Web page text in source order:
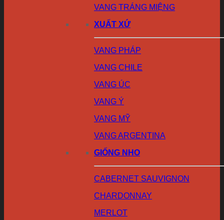
VANG TRÁNG MIỆNG
XUẤT XỨ
VANG PHÁP
VANG CHILE
VANG ÚC
VANG Ý
VANG MỸ
VANG ARGENTINA
GIỐNG NHO
CABERNET SAUVIGNON
CHARDONNAY
MERLOT